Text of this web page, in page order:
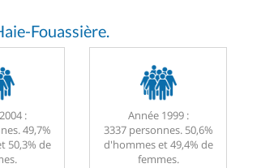
Fouassière.
:
49,7%
50,3% de
Année 1999 :
3337 personnes. 50,6%
d'hommes et 49,4% de
femmes.